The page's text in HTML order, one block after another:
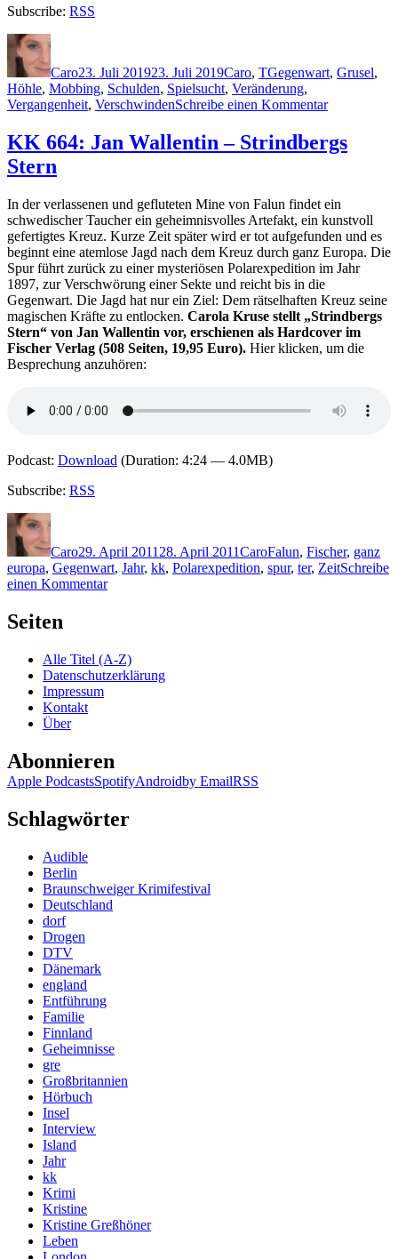
Subscribe: RSS
Autor
Caro23. Juli 201923. Juli 2019Caro, TGegenwart, Grusel,
Höhle, Mobbing, Schulden, Spielsucht, Veränderung,
Vergangenheit, VerschwindenSchreibe einen Kommentarzu
C.J.
Tudor
KK 664: Jan Wallentin – Strindbergs
Stern
In der verlassenen und gefluteten Mine von Falun findet ein
schwedischer Taucher ein geheimnisvolles Artefakt, ein kunstvoll
gefertigtes Kreuz. Kurze Zeit später wird er tot aufgefunden und es
beginnt eine atemlose Jagd nach dem Kreuz durch ganz Europa. Die
Spur führt zurück zu einer mysteriösen Polarexpedition im Jahr
1897, zur Verschwörung einer Sekte und reicht bis in die
Gegenwart. Die Jagd hat nur ein Ziel: Dem rätselhaften Kreuz seine
magischen Kräfte zu entlocken. Carola Kruse stellt „Strindbergs
Stern“ von Jan Wallentin vor, erschienen als Hardcover im
Fischer Verlag (508 Seiten, 19,95 Euro). Hier klicken, um die
Besprechung anzuhören:
Podcast: Download (Duration: 4:24 — 4.0MB)
Subscribe: RSS
Autor
Caro29. April 2011 28. April 2011CaroFalun, Fischer, ganz
europa, Gegenwart, Jahr, kk, Polarexpedition, spur, ter, ZeitSchreibe
einen Kommentarzu
–
Strindbergs
Seiten
Alle Titel (A-Z)
Datenschutzerklärung
Impressum
Kontakt
Über
Abonnieren
Apple PodcastsSpotifyAndroidby EmailRSS
Schlagwörter
Audible
Berlin
Braunschweiger Krimifestival
Deutschland
dorf
Drogen
DTV
Dänemark
england
Entführung
Familie
Finnland
Geheimnisse
gre
Großbritannien
Hörbuch
Insel
Interview
Island
Jahr
kk
Krimi
Kristine
Kristine Greßhöner
Leben